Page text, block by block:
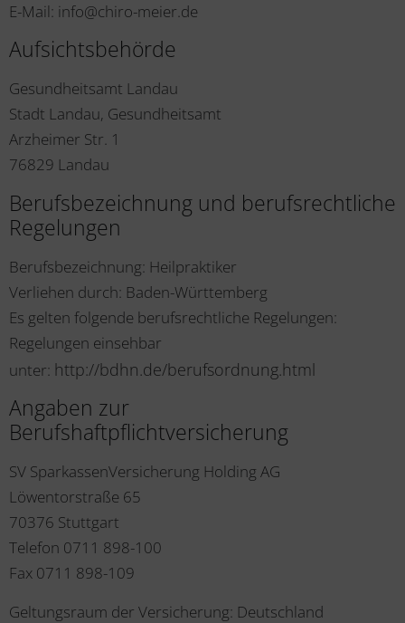
E-Mail: info@chiro-meier.de
Aufsichtsbehörde
Gesundheitsamt Landau
Stadt Landau, Gesundheitsamt
Arzheimer Str. 1
76829 Landau
Berufsbezeichnung und berufsrechtliche
Regelungen
Berufsbezeichnung: Heilpraktiker
Verliehen durch: Baden-Württemberg
Es gelten folgende berufsrechtliche Regelungen:
Regelungen einsehbar
unter: http://bdhn.de/berufsordnung.html
Angaben zur
Berufshaftpflichtversicherung
SV SparkassenVersicherung Holding AG
Löwentorstraße 65
70376 Stuttgart
Telefon 0711 898-100
Fax 0711 898-109
Geltungsraum der Versicherung: Deutschland